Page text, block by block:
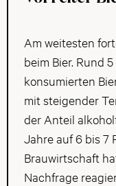
Am weitesten
beim Bier. Rund
konsumierten
mit steigender
der Anteil
Jahre auf 6 bis 7
Brauwirtschaft
Nachfrage